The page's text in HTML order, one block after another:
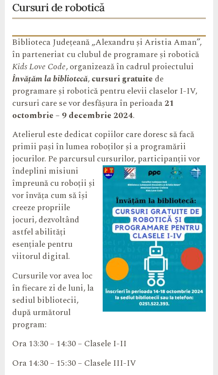
Cursuri de robotică
Biblioteca Județeană „Alexandru și Aristia Aman”,
în parteneriat cu clubul de programare și robotică
Kids Love Code, organizează în cadrul proiectului
Învățăm la bibliotecă,cursuri gratuite de
programare și robotică pentru elevii claselor I-IV,
cursuri care se vor desfășura în perioada21
octombrie – 9 decembrie 2024.
Atelierul este dedicat copiilor care doresc să facă
primii pași în lumea roboților și a programării
jocurilor. Pe parcursul cursurilor,participanții vor
îndeplini misiuni
împreună cu roboții și
vor învăța cum să își
creeze propriile
jocuri, dezvoltând
astfel abilități
esențiale pentru
viitorul digital.
Cursurile vor avea loc
în fiecare zi de luni, la
sediul bibliotecii,
după următorul
program:
Ora 13:30 – 14:30 – Clasele I-II
Ora 14:30 – 15:30 – Clasele III-IV